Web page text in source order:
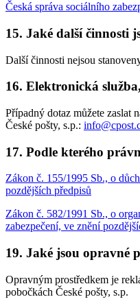
Česká správa sociálního
15. Jaké další činnosti
Další činnosti nejsou
16. Elektronická
Případný dotaz můžete zaslat
České pošty, s.p.:
17. Podle kterého
Zákon č. 155/1995 Sb., o
pozdějších předpisů
Zákon č. 582/1991 Sb., o
zabezpečení, ve znění
19. Jaké jsou opravné
Opravným prostředkem je
pobočkách České pošty, s.p.